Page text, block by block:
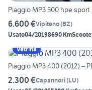
Piaggio MP3 500 hpe sport
6.600 €Vipiteno(BZ)
Usato04/20198690 Km
Vetrina
Piaggio MP3 400 (2012) –
2.300 €Capannori(LU)